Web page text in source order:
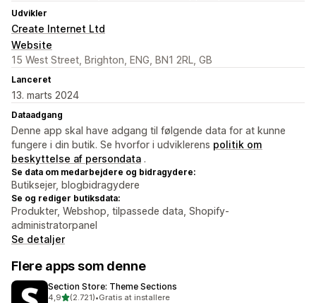
Udvikler
Create Internet Ltd
Website
15 West Street, Brighton, ENG, BN1 2RL, GB
Lanceret
13. marts 2024
Dataadgang
Denne app skal have adgang til følgende data for at kunne
fungere i din butik. Se hvorfor i udviklerens politik om
beskyttelse af persondata .
Se data om medarbejdere og bidragydere:
Butiksejer, blogbidragydere
Se og rediger butiksdata:
Produkter, Webshop, tilpassede data, Shopify-
administratorpanel
Se detaljer
Flere apps som denne
Section Store: Theme Sections
4,9ud af 5 stjerner
(2.721)•Gratis at installere